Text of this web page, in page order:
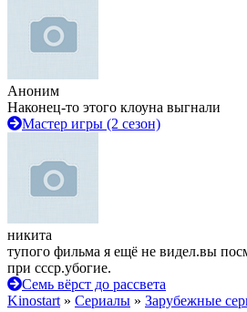
Аноним
Наконец-то этого клоуна выгнали
Мастер игры (2 сезон)
никита
тупого фильма я ещё не видел.вы
при ссср.убогие.
Семь вёрст до рассвета
Kinostart » Сериалы » Зарубежные